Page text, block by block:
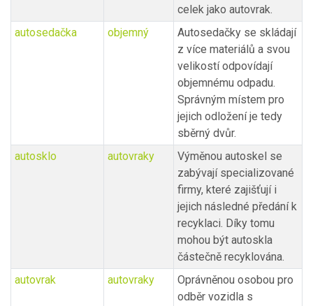
celek jako autovrak.
autosedačka
objemný
Autosedačky se skládají
z více materiálů a svou
velikostí odpovídají
objemnému odpadu.
Správným místem pro
jejich odložení je tedy
sběrný dvůr.
autosklo
autovraky
Výměnou autoskel se
zabývají specializované
firmy, které zajišťují i
jejich následné předání k
recyklaci. Díky tomu
mohou být autoskla
částečně recyklována.
autovrak
autovraky
Oprávněnou osobou pro
odběr vozidla s